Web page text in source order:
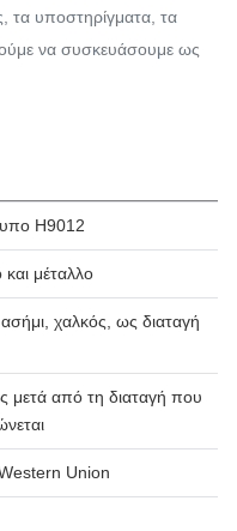
τα υποστηρίγματα, τα
να συσκευάσουμε ως
H9012
και μέταλλο
χαλκός, ως διαταγή
μετά από τη διαταγή που
Union